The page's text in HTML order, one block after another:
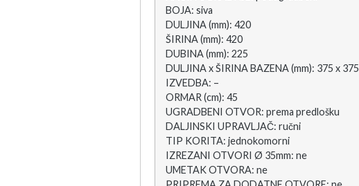
BOJA: siva
DULJINA (mm): 420
ŠIRINA (mm): 420
DUBINA (mm): 225
DULJINA x ŠIRINA BAZENA (mm): 375 x 375
IZVEDBA: –
ORMAR (cm): 45
UGRADBENI OTVOR: prema predlošku
DALJINSKI UPRAVLJAČ: ručni
TIP KORITA: jednokomorni
IZREZANI OTVORI Ø 35mm: ne
UMETAK OTVORA: ne